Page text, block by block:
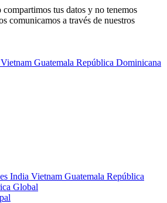
tus datos y no tenemos
comunicamos a través de nuestros
Vietnam Guatemala República Dominicana
India Vietnam Guatemala República
Global